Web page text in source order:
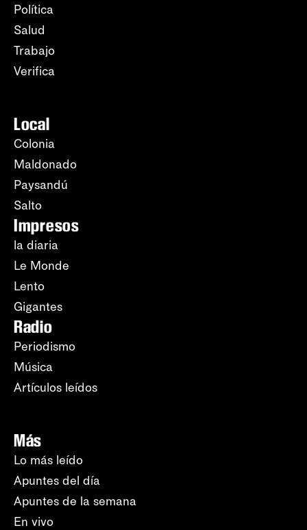
Política
Salud
Trabajo
Verifica
Local
Colonia
Maldonado
Paysandú
Salto
Impresos
la diaria
Le Monde
Lento
Gigantes
Radio
Periodismo
Música
Artículos leídos
Más
Lo más leído
Apuntes del día
Apuntes de la semana
En vivo